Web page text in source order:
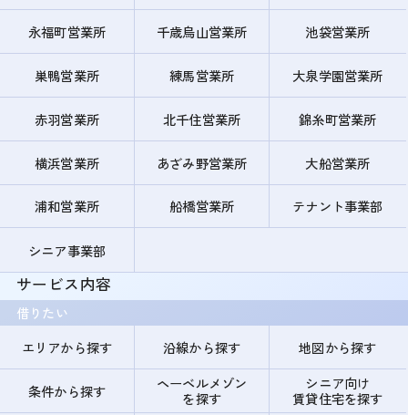
永福町営業所 千歳烏山営業所 池袋営業所
巣鴨営業所 練馬営業所 大泉学園営業所
赤羽営業所 北千住営業所 錦糸町営業所
横浜営業所 あざみ野営業所 大船営業所
浦和営業所 船橋営業所 テナント事業部
シニア事業部
サービス内容
借りたい
エリアから探す
沿線から探す 地図から探す
条件から探す
ヘーベルメゾン
を探す
シニア向け
賃貸住宅を探す